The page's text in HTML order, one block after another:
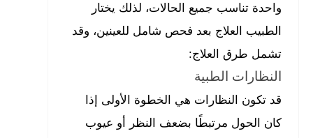
واحدة تناسب جميع الحالات، لذلك يختار
الطبيب العلاج بعد فحص شامل للعينين، وقد
تشمل طرق العلاج:
النظارات الطبية
قد تكون النظارات هي الخطوة الأولى إذا
كان الحول مرتبطًا بضعف النظر أو عيوب